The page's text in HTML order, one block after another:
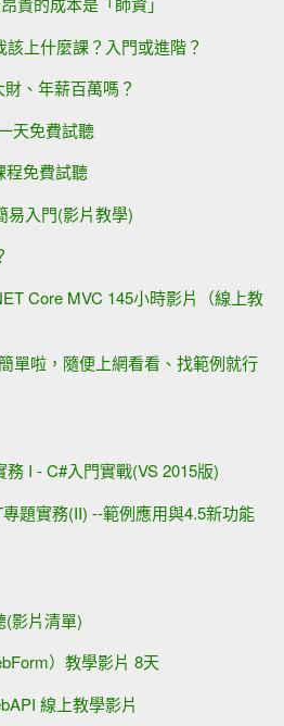
上什麼課？入門或進階？
、年薪百萬嗎？
天免費試聽
程免費試聽
易入門(影片教學)
Core MVC 145小時影片（線上教
單啦，隨便上網看看、找範例就行
I - C#入門實戰(VS 2015版)
題實務(II) --範例應用與4.5新功能
(影片清單)
）教學影片 8天
線上教學影片